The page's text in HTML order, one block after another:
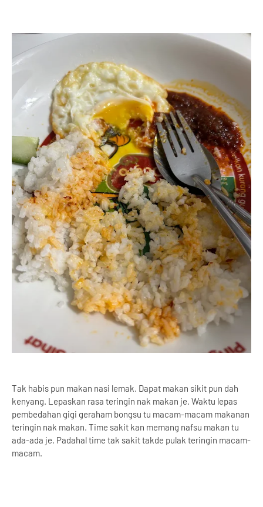
Tak habis pun makan nasi lemak. Dapat makan sikit pun dah
kenyang. Lepaskan rasa teringin nak makan je. Waktu lepas
pembedahan gigi geraham bongsu tu macam-macam makanan
teringin nak makan. Time sakit kan memang nafsu makan tu
ada-ada je. Padahal time tak sakit takde pulak teringin macam-
macam.